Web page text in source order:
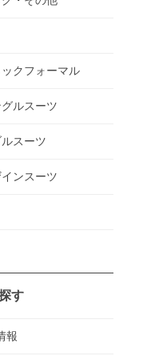
クフォーマル
ルスーツ
ルスーツ
ンスーツ
す
報